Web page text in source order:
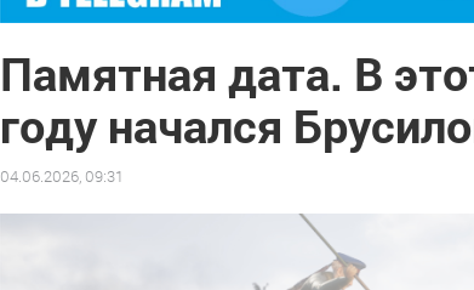
Памятная дата. В
году начался
04.06.2026, 09:31